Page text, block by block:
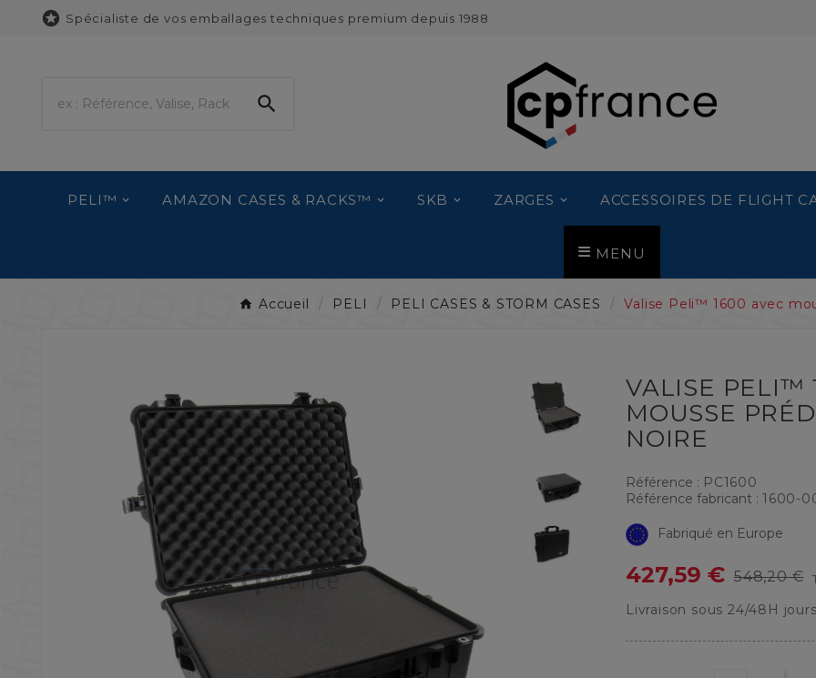
 Spécialiste de vos emballages techniques premium depuis 1988

PELI™ AMAZON CASES & RACKS™ SKB ZARGES ACCESSOIRES DE FLIGHT
MENU
Accueil PELI PELI CASES & STORM CASES Valise Peli™ 1600 avec
VALISE PELI™
MOUSSE
NOIRE
Référence : PC1600
Référence fabricant : 1600-
Fabriqué en Europe
427,59 € 548,20 €
Livraison sous 24/48H